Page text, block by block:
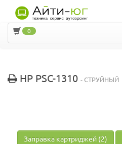
0
HP PSC-1310 - СТРУЙНЫЙ
Заправка картриджей (2)